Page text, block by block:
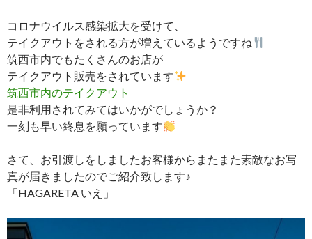
コロナウイルス感染拡大を受けて、
テイクアウトをされる方が増えているようですね
筑西市内でもたくさんのお店が
テイクアウト販売をされています
筑西市内のテイクアウト
是非利用されてみてはいかがでしょうか？
一刻も早い終息を願っています
さて、お引渡しをしましたお客様からまたまた素敵なお写
真が届きましたのでご紹介致します♪
「HAGARETA いえ」